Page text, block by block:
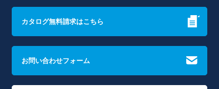
カタログ無料請求はこちら
お問い合わせフォーム